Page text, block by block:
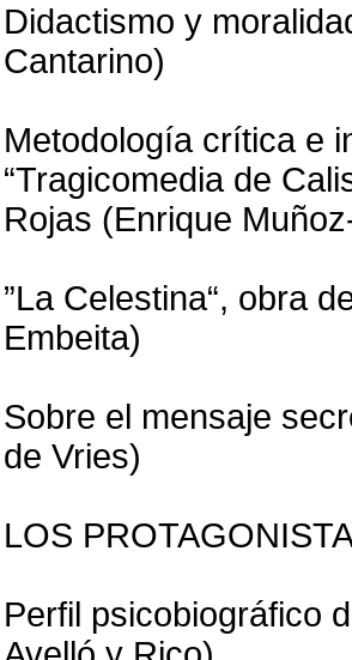
Didactismo y
Cantarino)
Metodología crítica e
“Tragicomedia de
Rojas (Enrique
”La Celestina“, obra
Embeita)
Sobre el mensaje
de Vries)
LOS
Perfil psicobiográfico